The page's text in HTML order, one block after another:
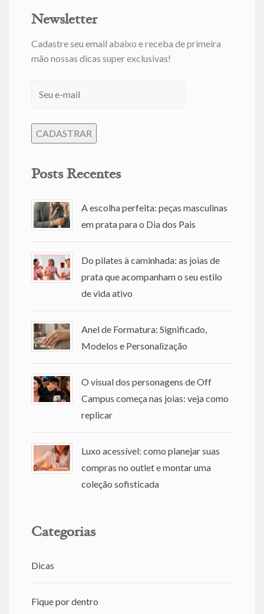
Newsletter
Cadastre seu email abaixo e receba de primeira
mão nossas dicas super exclusivas!
Posts Recentes
A escolha perfeita: peças masculinas
em prata para o Dia dos Pais
Do pilates à caminhada: as joias de
prata que acompanham o seu estilo
de vida ativo
Anel de Formatura: Significado,
Modelos e Personalização
O visual dos personagens de Off
Campus começa nas joias: veja como
replicar
Luxo acessível: como planejar suas
compras no outlet e montar uma
coleção sofisticada
Categorias
Dicas
Fique por dentro